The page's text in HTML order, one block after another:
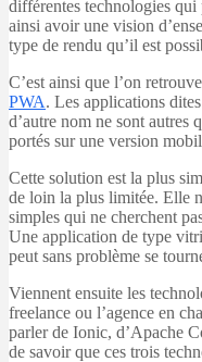
différentes technologies
ainsi avoir une vision
type de rendu qu’il est
C’est ainsi que l’on
PWA. Les applications
d’autre nom ne sont autres
portés sur une version
Cette solution est la plus
de loin la plus limitée. Elle
simples qui ne cherchent
Une application de type
peut sans problème se
Viennent ensuite les
freelance ou l’agence en
parler de Ionic, d’Apache
de savoir que ces trois